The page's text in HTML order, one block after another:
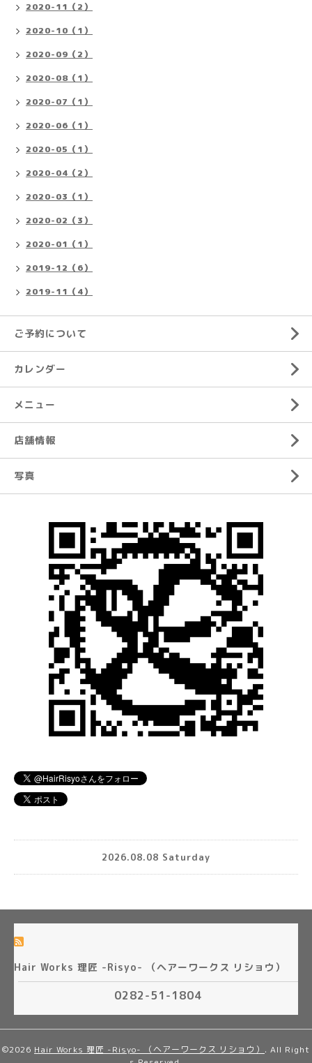
2020-11（2）
2020-10（1）
2020-09（2）
2020-08（1）
2020-07（1）
2020-06（1）
2020-05（1）
2020-04（2）
2020-03（1）
2020-02（3）
2020-01（1）
2019-12（6）
2019-11（4）
ご予約について
カレンダー
メニュー
店舗情報
写真
2026.08.08 Saturday
Hair Works 理匠 -Risyo- （ヘアーワークス リショウ）
0282-51-1804
©2026 Hair Works 理匠 -Risyo- （ヘアーワークス リショウ） . All Right